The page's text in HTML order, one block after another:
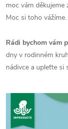
moc vám
Moc si toho vážíme.
Rádi bychom vám
dny v rodinném
nádivce a upleťte si